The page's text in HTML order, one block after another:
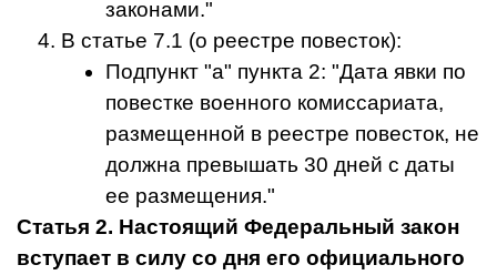
законами."
В статье 7.1 (о реестре повесток):
Подпункт "а" пункта 2: "Дата явки по
повестке военного комиссариата,
размещенной в реестре повесток, не
должна превышать 30 дней с даты
ее размещения."
Статья 2. Настоящий Федеральный закон
вступает в силу со дня его официального